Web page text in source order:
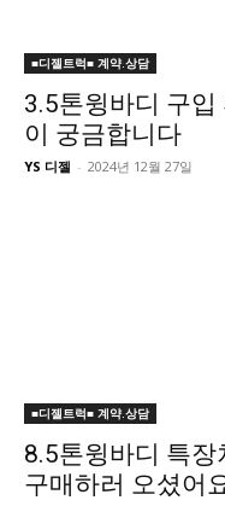
■디젤트럭■ 계약.상담
3.5톤윙바디 구입
이 궁금합니다
YS 디젤 - 2024년 12월 27일
■디젤트럭■ 계약.상담
8.5톤윙바디 특
구매하러 오셨어